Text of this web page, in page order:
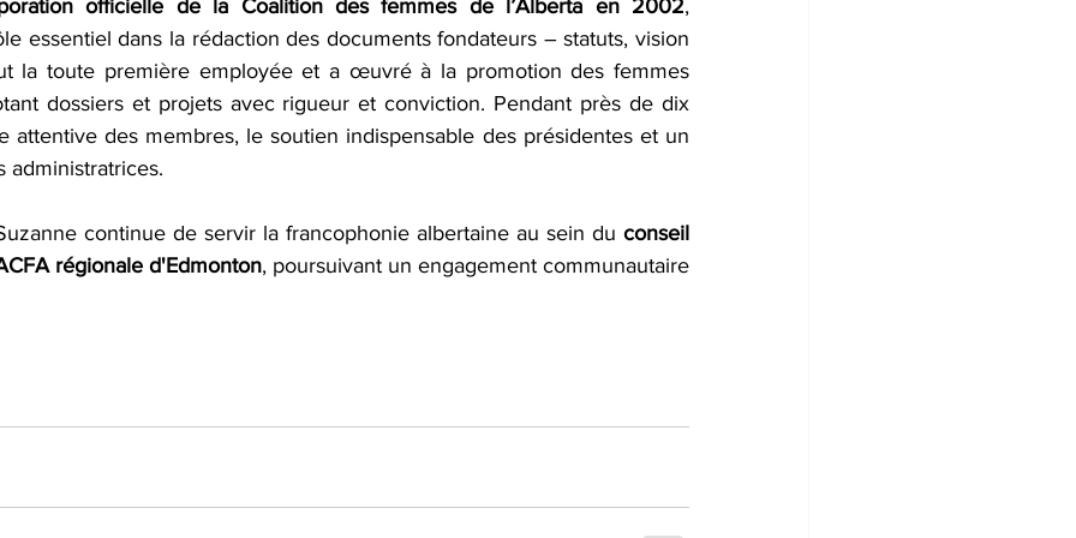
officielle de la Coalition des femmes de l’Alberta en 2002,
essentiel dans la rédaction des documents fondateurs – statuts, vision
la toute première employée et a œuvré à la promotion des femmes
dossiers et projets avec rigueur et conviction. Pendant près de dix
attentive des membres, le soutien indispensable des présidentes et un
administratrices.
continue de servir la francophonie albertaine au sein du conseil
régionale d'Edmonton, poursuivant un engagement communautaire